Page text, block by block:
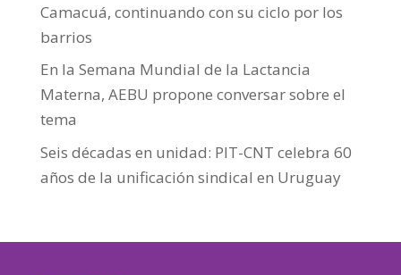
Camacuá, continuando con su ciclo por los
barrios
En la Semana Mundial de la Lactancia
Materna, AEBU propone conversar sobre el
tema
Seis décadas en unidad: PIT-CNT celebra 60
años de la unificación sindical en Uruguay